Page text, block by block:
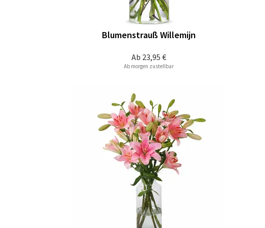
Ab 23,95 €
Blumenstrauß Willemijn
Ab morgen zustellbar